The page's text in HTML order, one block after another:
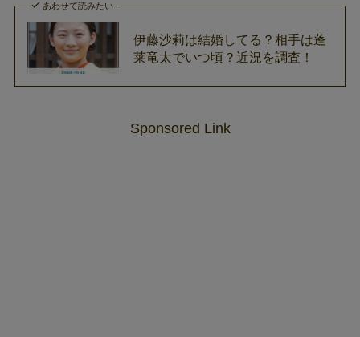
あわせて読みたい
伊藤沙莉は結婚してる？相手は蓬
莱竜太でいつ頃？近況を調査！
Sponsored Link